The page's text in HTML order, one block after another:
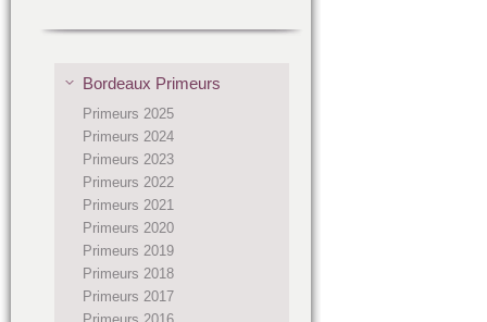
Bordeaux Primeurs
Primeurs 2025
Primeurs 2024
Primeurs 2023
Primeurs 2022
Primeurs 2021
Primeurs 2020
Primeurs 2019
Primeurs 2018
Primeurs 2017